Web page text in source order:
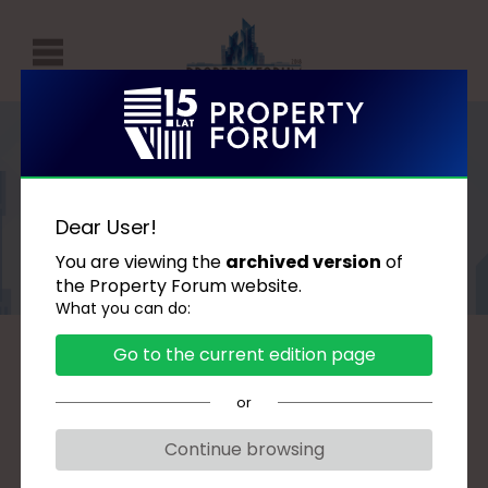
P
r
o
e
r
t
y
F
o
m
Speakers
A B C D G H J K L
Ł
M
N O P Ś T U
W
Z
Dear User!
You are viewing the archived version of
the Property Forum website.
What you can do:
Go to the current edition page
or
Continue browsing